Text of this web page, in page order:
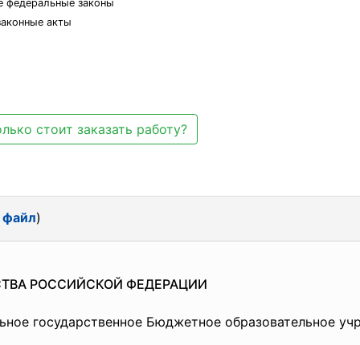
федеральные законы
акты
стоит заказать работу?
файл)
РОССИЙСКОЙ ФЕДЕРАЦИИ
государственное Бюджетное образовательное